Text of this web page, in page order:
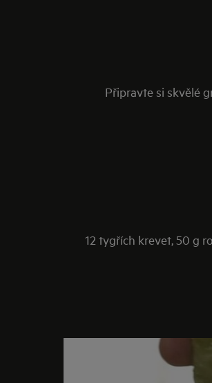
Připravte si skvělé
12 tygřích krevet, 50 g